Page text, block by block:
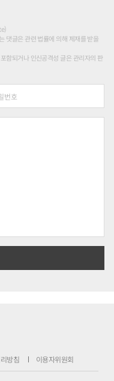
댓글은 관련 법률에 의해 제재를 받을
함되거나 인신공격성 글은 관리자의 판
방침 이용자위원회